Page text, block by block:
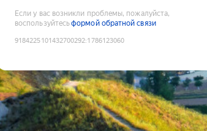
Если у вас возникли проблемы, пожалуйста,
воспользуйтесьформой обратной связи
9184225101432700292:1786123060